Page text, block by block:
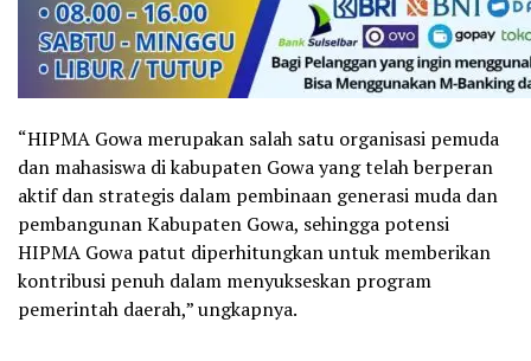
“HIPMA Gowa merupakan salah satu organisasi pemuda
dan mahasiswa di kabupaten Gowa yang telah berperan
aktif dan strategis dalam pembinaan generasi muda dan
pembangunan Kabupaten Gowa, sehingga potensi
HIPMA Gowa patut diperhitungkan untuk memberikan
kontribusi penuh dalam menyukseskan program
pemerintah daerah,” ungkapnya.